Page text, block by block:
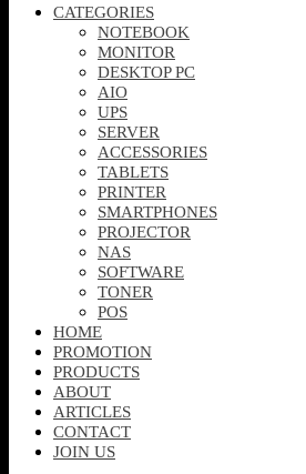
CATEGORIES
NOTEBOOK
MONITOR
DESKTOP PC
AIO
UPS
SERVER
ACCESSORIES
TABLETS
PRINTER
SMARTPHONES
PROJECTOR
NAS
SOFTWARE
TONER
POS
HOME
PROMOTION
PRODUCTS
ABOUT
ARTICLES
CONTACT
JOIN US